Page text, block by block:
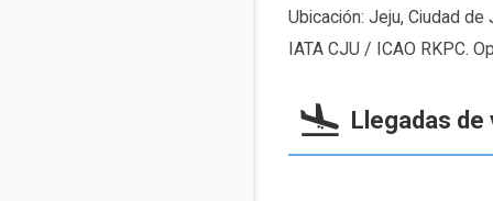
Ubicación: Jeju, Ciudad
IATA CJU / ICAO RKPC.
Llegadas de